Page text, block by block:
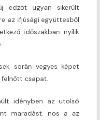
edzőt ugyan sikerült
az ifjúsági együttesből
időszakban nyílik
során vegyes képet
felnőtt csapat.
idényben az utolsó
maradást. nos a az